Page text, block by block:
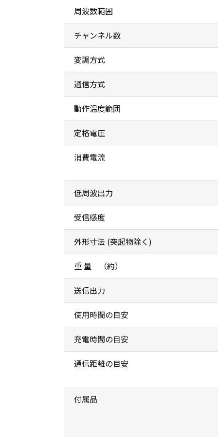
周波数範囲
チャンネル数
変調方式
通信方式
動作温度範囲
定格電圧
消費電流
低周波出力
受信感度
外形寸法 (突起物除く)
重 量 （約）
送信出力
使用時間の目安
充電時間の目安
通信距離の目安
付属品